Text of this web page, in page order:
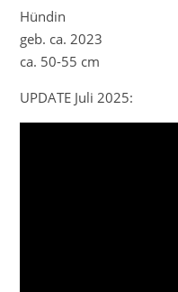
Hündin
geb. ca. 2023
ca. 50-55 cm
UPDATE Juli 2025: